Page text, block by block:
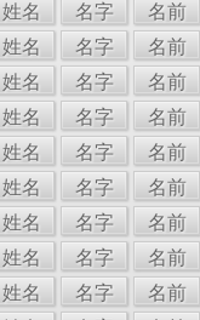
姓名 名字 名前
姓名 名字 名前
姓名 名字 名前
姓名 名字 名前
姓名 名字 名前
姓名 名字 名前
姓名 名字 名前
姓名 名字 名前
姓名 名字 名前